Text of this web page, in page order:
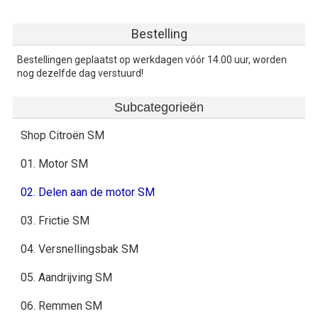
Bestelling
Bestellingen geplaatst op werkdagen vóór 14.00 uur, worden
nog dezelfde dag verstuurd!
Subcategorieën
Shop Citroën SM
01. Motor SM
02. Delen aan de motor SM
03. Frictie SM
04. Versnellingsbak SM
05. Aandrijving SM
06. Remmen SM